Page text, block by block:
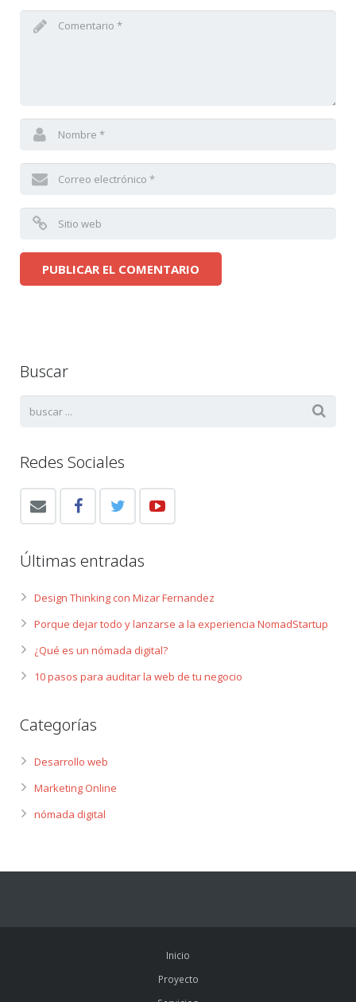
Buscar
Redes Sociales
Últimas entradas
Design Thinking con Mizar Fernandez
Porque dejar todo y lanzarse a la experiencia NomadStartup
¿Qué es un nómada digital?
10 pasos para auditar la web de tu negocio
Categorías
Desarrollo web
Marketing Online
nómada digital
Inicio
Proyecto